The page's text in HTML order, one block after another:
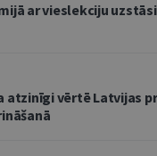
ar vieslekciju
atzinīgi vērtē Latvijas